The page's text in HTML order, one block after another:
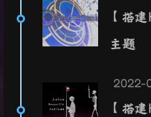
【搭
主题
2022-
【搭